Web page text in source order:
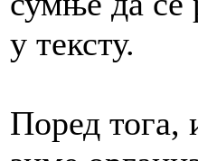
у тексту.
Поред тога,